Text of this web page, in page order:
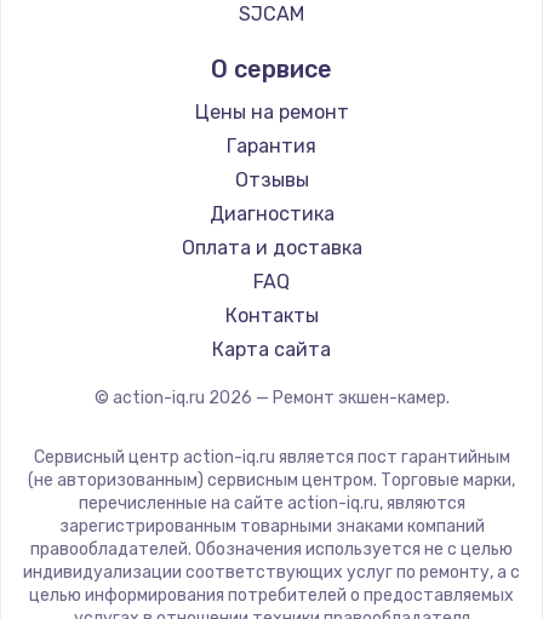
SJCAM
О сервисе
Цены на ремонт
Гарантия
Отзывы
Диагностика
Оплата и доставка
FAQ
Контакты
Карта сайта
© action-iq.ru 2026 — Ремонт экшен-камер.
Сервисный центр action-iq.ru является пост гарантийным
(не авторизованным) сервисным центром. Торговые марки,
перечисленные на сайте action-iq.ru, являются
зарегистрированным товарными знаками компаний
правообладателей. Обозначения используется не с целью
индивидуализации соответствующих услуг по ремонту, а с
целью информирования потребителей о предоставляемых